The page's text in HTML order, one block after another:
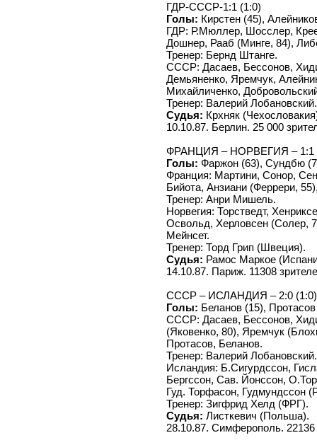
ГДР-СССР-1:1 (1:0)
Голы: Кирстен (45),
ГДР: Р.Мюллер, Шосслер,
Дошнер, Рааб (Минге, 84),
Тренер: Бернд Штанге.
СССР: Дасаев, Бессонов,
Демьяненко, Яремчук,
Михайличенко,
Тренер: Валерий Лобановский.
Судья: Крхняк
10.10.87. Берлин. 25 000
ФРАНЦИЯ – НОРВЕГИЯ – 1:1
Голы: Фаржон (63), Сундбю
Франция: Мартини, Сонор,
Бийота, Анзиани (Феррери,
Тренер: Анри Мишель.
Норвегия: Торстведт,
Освольд, Херловсен (Солер,
Мейнсет.
Тренер: Торд Грип (Швеция).
Судья: Рамос Маркое
14.10.87. Париж. 11308
СССР – ИСЛАНДИЯ – 2:0 (1:0)
Голы: Беланов (15),
СССР: Дасаев, Бессонов,
(Яковенко, 80), Яремчук
Протасов, Беланов.
Тренер: Валерий Лобановский.
Исландия: Б.Сигурдссон,
Бергссон, Сав. Йонссон,
Гуд. Торфасон, Гудмундссон
Тренер: Зигфрид Хелд (ФРГ).
Судья: Листкевич (Польша).
28.10.87. Симферополь. 22136